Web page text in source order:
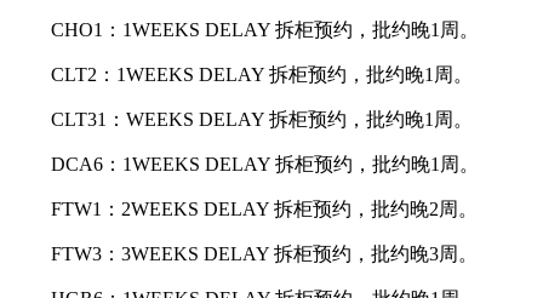
CHO1：1WEEKS DELAY 拆柜预约，批约晚1周。
CLT2：1WEEKS DELAY 拆柜预约，批约晚1周。
CLT31：WEEKS DELAY 拆柜预约，批约晚1周。
DCA6：1WEEKS DELAY 拆柜预约，批约晚1周。
FTW1：2WEEKS DELAY 拆柜预约，批约晚2周。
FTW3：3WEEKS DELAY 拆柜预约，批约晚3周。